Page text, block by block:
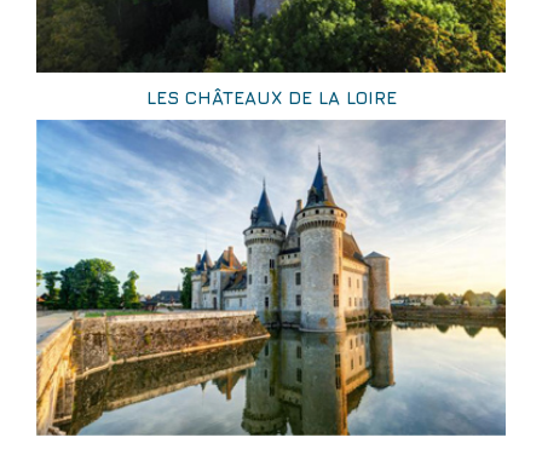
LES CHÂTEAUX DE LA LOIRE